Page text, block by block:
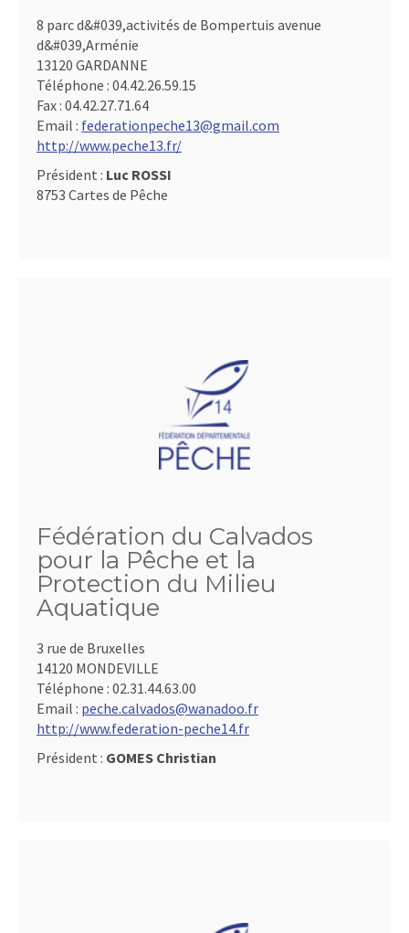
8 parc d&#039,activités de Bompertuis avenue
d&#039,Arménie
13120 GARDANNE
Téléphone : 04.42.26.59.15
Fax : 04.42.27.71.64
Email : federationpeche13@gmail.com
http://www.peche13.fr/
Président : Luc ROSSI
8753 Cartes de Pêche
Fédération du Calvados
pour la Pêche et la
Protection du Milieu
Aquatique
3 rue de Bruxelles
14120 MONDEVILLE
Téléphone : 02.31.44.63.00
Email : peche.calvados@wanadoo.fr
http://www.federation-peche14.fr
Président : GOMES Christian